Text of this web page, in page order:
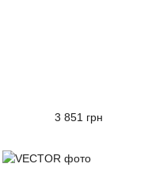
3 851 грн